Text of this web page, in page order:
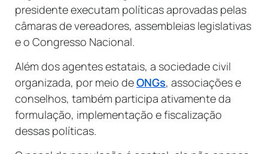
presidente executam políticas aprovadas pelas
câmaras de vereadores, assembleias legislativas
e o Congresso Nacional.
Além dos agentes estatais, a sociedade civil
organizada, por meio deONGs, associações e
conselhos, também participa ativamente da
formulação, implementação e fiscalização
dessas políticas.